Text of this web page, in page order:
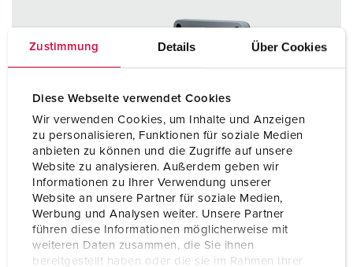
Zustimmung Details Über Cookies
Diese Webseite verwendet Cookies
Wir verwenden Cookies, um Inhalte und Anzeigen
zu personalisieren, Funktionen für soziale Medien
anbieten zu können und die Zugriffe auf unsere
Website zu analysieren. Außerdem geben wir
Informationen zu Ihrer Verwendung unserer
Website an unsere Partner für soziale Medien,
Werbung und Analysen weiter. Unsere Partner
führen diese Informationen möglicherweise mit
weiteren Daten zusammen, die Sie ihnen
bereitgestellt haben oder die sie im Rahmen Ihrer